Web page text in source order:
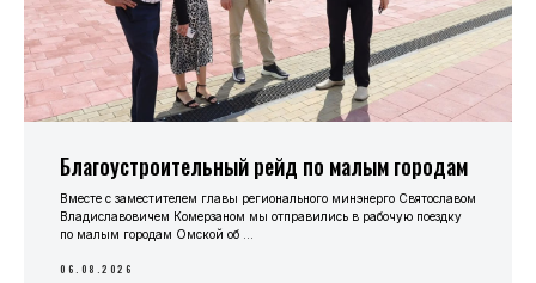
Благоустроительный рейд по малым городам
Вместе с заместителем главы регионального минэнерго Святославом
Владиславовичем Комерзаном мы отправились в рабочую поездку
по малым городам Омской об ...
06.08.2026